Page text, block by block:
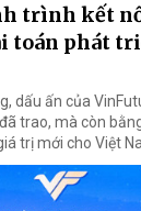
trình kết
toán phát
dấu ấn của
trao, mà còn
trị mới cho Việt